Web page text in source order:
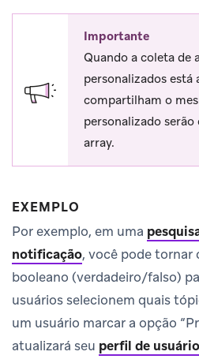
Importante
Quando a coleta de
personalizados está
compartilham o
personalizado
array.
EXEMPLO
Por exemplo, em uma
notificação, você pode
booleano (verdadeiro/falso)
usuários selecionem quais
um usuário marcar a opção
atualizará seu perfil de usuário